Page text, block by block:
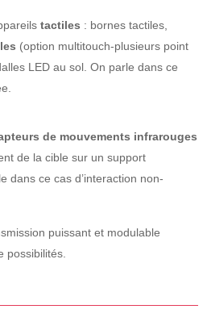
tactiles : bornes tactiles,
(option multitouch-plusieurs point
LED au sol. On parle dans ce
de mouvements infrarouges
de la cible sur un support
dans ce cas d’interaction non-
puissant et modulable
possibilités.